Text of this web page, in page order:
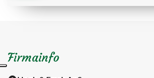
Firmainfo